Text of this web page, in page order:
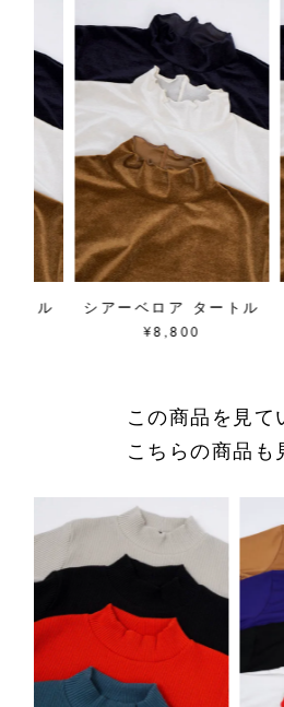
商品番号
02FF043159
採寸について
商品についてのお問い合わせ
ショッピングガイドはこちら
サイズをお悩みの方へ
トル
シアーベロア タートル
¥8,800
この商品を見て
こちらの商品も